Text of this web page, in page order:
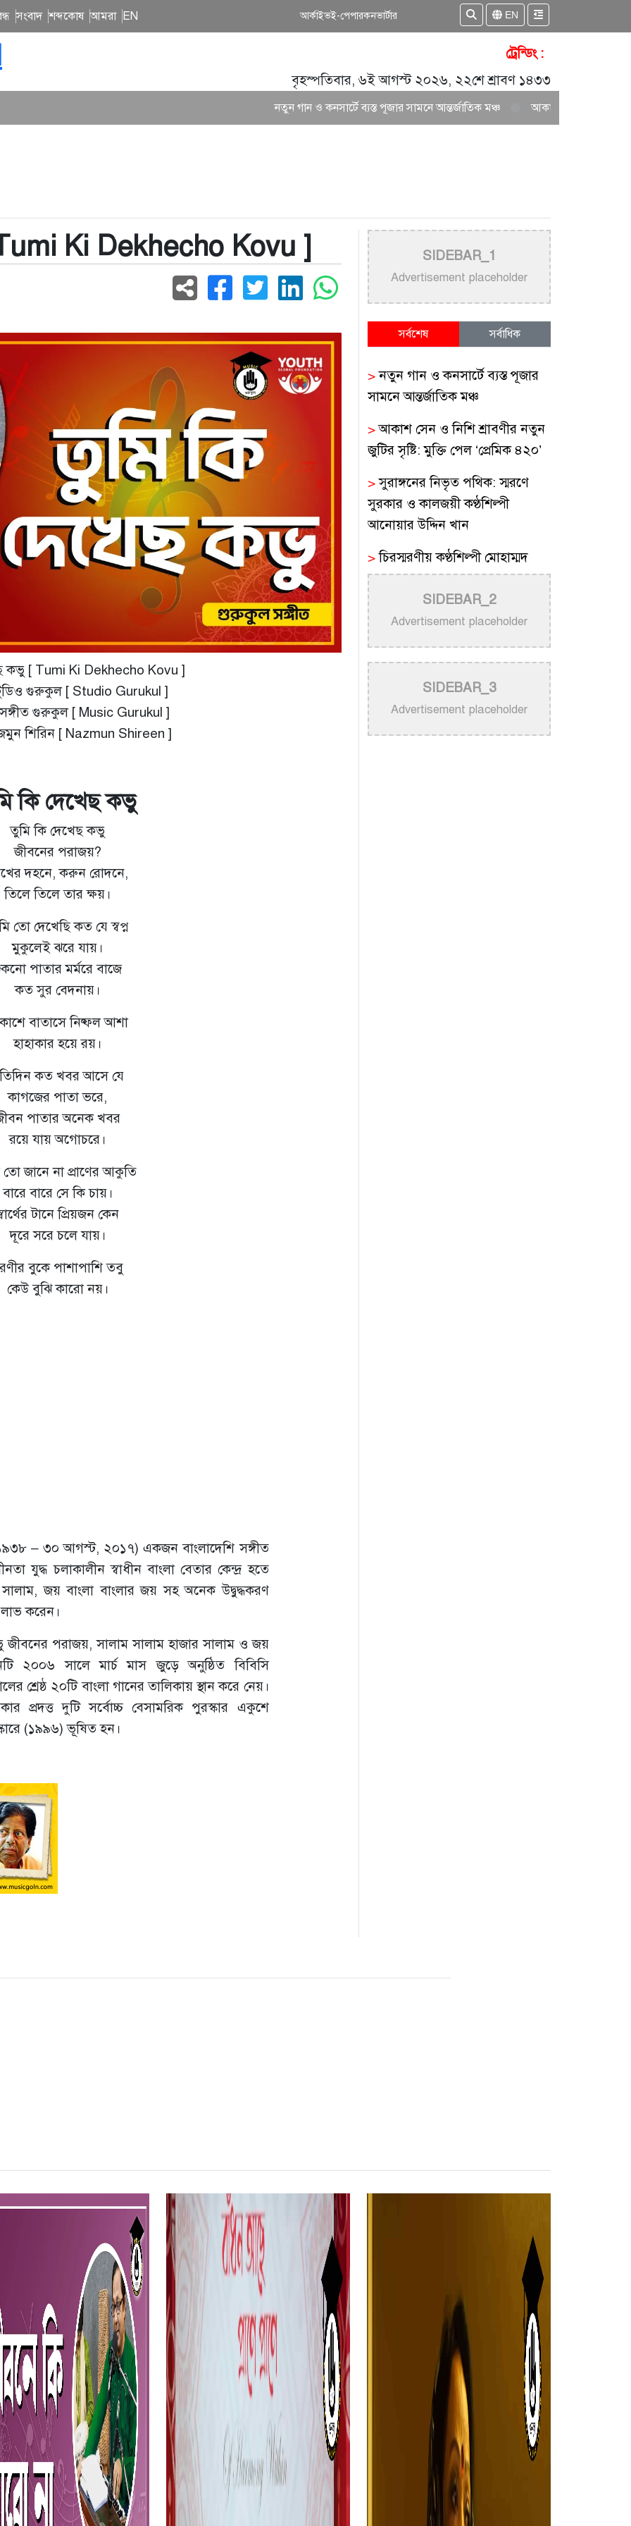
সংবাদ শব্দকোষ আমরা EN আর্কাইভই-পেপারকনভার্টার EN
ট্রেন্ডিং :
বৃহস্পতিবার, ৬ই আগস্ট ২০২৬, ২২শে শ্রাবণ ১৪৩৩
নতুন গান ও কনসার্টে ব্যস্ত পূজার সামনে আন্তর্জাতিক মঞ্চ আকাশ সেন ও নিশি শ্রাবণীর নতুন জুটির
Ki Dekhecho Kovu ]
কভু [ Tumi Ki Dekhecho Kovu ]
গুরুকুল [ Studio Gurukul ]
সঙ্গীত গুরুকুল [ Music Gurukul ]
শিরিন [ Nazmun Shireen ]
কি দেখেছ কভু
তুমি কি দেখেছ কভু
জীবনের পরাজয়?
দহনে, করুন রোদনে,
তিলে তিলে তার ক্ষয়।
তো দেখেছি কত যে স্বপ্ন
মুকুলেই ঝরে যায়।
পাতার মর্মরে বাজে
কত সুর বেদনায়।
বাতাসে নিষ্ফল আশা
হাহাকার হয়ে রয়।
কত খবর আসে যে
কাগজের পাতা ভরে,
পাতার অনেক খবর
রয়ে যায় অগোচরে।
জানে না প্রাণের আকুতি
বারে বারে সে কি চায়।
টানে প্রিয়জন কেন
দূরে সরে চলে যায়।
বুকে পাশাপাশি তবু
কেউ বুঝি কারো নয়।
– ৩০ আগস্ট, ২০১৭) একজন বাংলাদেশি সঙ্গীত
যুদ্ধ চলাকালীন স্বাধীন বাংলা বেতার কেন্দ্র হতে
সালাম, জয় বাংলা বাংলার জয় সহ অনেক উদ্বুদ্ধকরণ
করেন।
পরাজয়, সালাম সালাম হাজার সালাম ও জয়
২০০৬ সালে মার্চ মাস জুড়ে অনুষ্ঠিত বিবিসি
শ্রেষ্ঠ ২০টি বাংলা গানের তালিকায় স্থান করে নেয়।
প্রদত্ত দুটি সর্বোচ্চ বেসামরিক পুরস্কার একুশে
(১৯৯৬) ভূষিত হন।
SIDEBAR_1
Advertisement placeholder
সর্বশেষ সর্বাধিক
>নতুন গান ও কনসার্টে ব্যস্ত পূজার
সামনে আন্তর্জাতিক মঞ্চ
>আকাশ সেন ও নিশি শ্রাবণীর নতুন
জুটির সৃষ্টি: মুক্তি পেল ‘প্রেমিক ৪২০’
>সুরাঙ্গনের নিভৃত পথিক: স্মরণে
সুরকার ও কালজয়ী কণ্ঠশিল্পী
আনোয়ার উদ্দিন খান
>চিরস্মরণীয় কণ্ঠশিল্পী মোহাম্মদ
রফির জীবন ও সুরের যাত্রা
>
ট্রাম্প প্রশাসনের সামরিক ভিডিওতে
নিজের গান ব্যবহার নিয়ে ক্ষুব্ধ কেটি
পেরি
>
নতুন করে ভাইরাল ‘আজ কেন মন
উদাসী হয়ে’ গানের পেছনের গল্প
>নয় মাসের ছেলেকে মঞ্চে এনে
SIDEBAR_2
Advertisement placeholder
SIDEBAR_3
Advertisement placeholder